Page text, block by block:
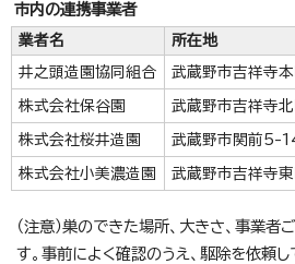
市内の連携事業者
業者名 所在地
井之頭造園協同組合 武蔵野市吉祥寺
株式会社保谷園 武蔵野市吉祥寺
株式会社桜井造園 武蔵野市関前5-
株式会社小美濃造園 武蔵野市吉祥寺
（注意）巣のできた場所、大きさ、事業
す。事前によく確認のうえ、駆除を依頼し